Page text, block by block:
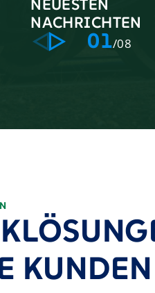
NEUESTEN
NACHRICHTEN
01/08
KUNDEN